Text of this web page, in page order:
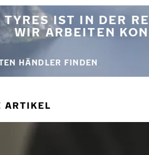
IST IN DER
WIR ARBEITEN
HÄNDLER FINDEN
ARTIKEL